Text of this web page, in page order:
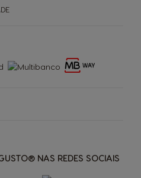
NAS REDES SOCIAIS